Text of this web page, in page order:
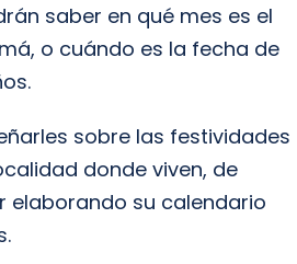
saber en qué mes es el
o cuándo es la fecha de
sobre las festividades
donde viven, de
elaborando su calendario